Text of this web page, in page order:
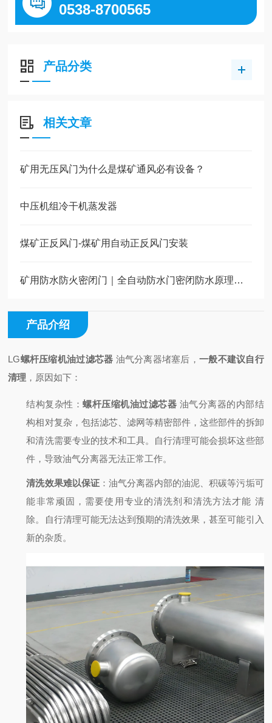
0538-8700565
产品分类
相关文章
矿用无压风门为什么是煤矿通风必有设备？
中压机组冷干机蒸发器
煤矿正反风门-煤矿用自动正反风门安装
矿用防水防火密闭门｜全自动防水门密闭防水原理及选材
产品介绍
LG螺杆压缩机油过滤芯器 油气分离器堵塞后， 一般不建议自行
清理 ，原因如下：
结构复杂性 ：螺杆压缩机油过滤芯器 油气分离器的内部结
构相对复杂，包括滤芯、滤网等精密部件，这些部件的拆卸
和清洗需要专业的技术和工具。自行清理可能会损坏这些部
件，导致油气分离器无法正常工作。
清洗效果难以保证：油气分离器内部的油泥、积碳等污垢可
能非常顽固，需要使用专业的清洗剂和清洗方法才能 清
除。自行清理可能无法达到预期的清洗效果，甚至可能引入
新的杂质。